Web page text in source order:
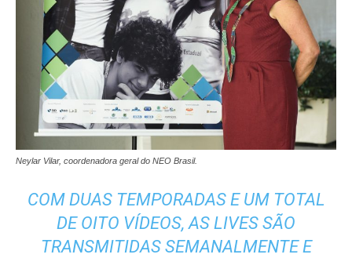
Neylar Vilar, coordenadora geral do NEO Brasil.
COM DUAS TEMPORADAS E UM TOTAL
DE OITO VÍDEOS, AS LIVES SÃO
TRANSMITIDAS SEMANALMENTE E